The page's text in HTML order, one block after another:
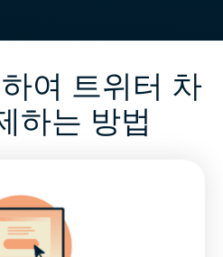
여 트위터 차
하는 방법